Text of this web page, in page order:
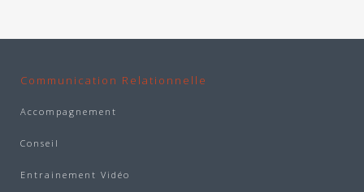
Communication Relationnelle
Accompagnement
Conseil
Entrainement Vidéo